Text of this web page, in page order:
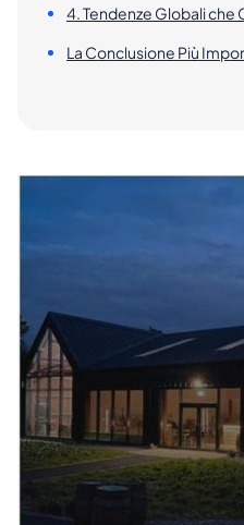
4. Tendenze Globali che
La Conclusione Più